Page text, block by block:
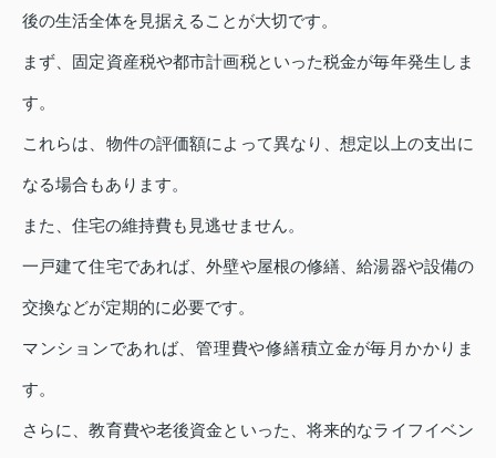
後の生活全体を見据えることが大切です。
まず、固定資産税や都市計画税といった税金が毎年発生しま
す。
これらは、物件の評価額によって異なり、想定以上の支出に
なる場合もあります。
また、住宅の維持費も見逃せません。
一戸建て住宅であれば、外壁や屋根の修繕、給湯器や設備の
交換などが定期的に必要です。
マンションであれば、管理費や修繕積立金が毎月かかりま
す。
さらに、教育費や老後資金といった、将来的なライフイベン